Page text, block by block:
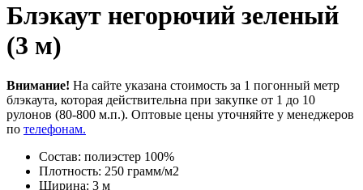
Блэкаут негорючий зеленый
(3 м)
Внимание! На сайте указана стоимость за 1 погонный метр
блэкаута, которая действительна при закупке от 1 до 10
рулонов (80-800 м.п.). Оптовые цены уточняйте у менеджеров
по телефонам.
Состав: полиэстер 100%
Плотность: 250 грамм/м2
Ширина: 3 м